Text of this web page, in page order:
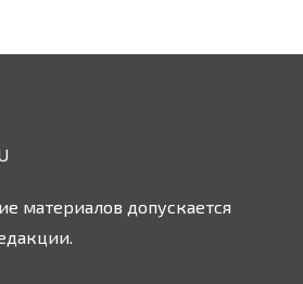
материалов допускается